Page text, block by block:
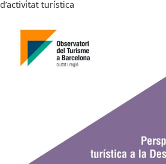
d’activitat turística